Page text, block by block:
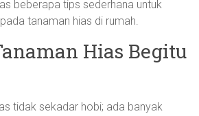
beberapa tips sederhana untuk
tanaman hias di rumah.
Hias Begitu
tidak sekadar hobi; ada banyak